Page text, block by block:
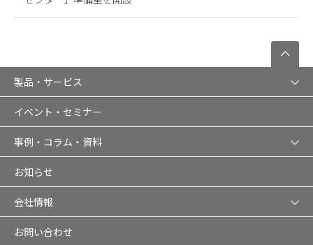
製品・サービス
イベント・セミナー
事例・コラム・資料
お知らせ
会社情報
お問い合わせ